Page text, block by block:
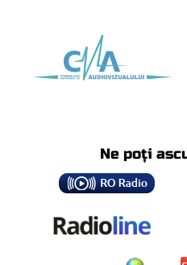
Ne poți